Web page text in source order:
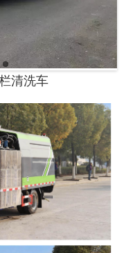
清洗车